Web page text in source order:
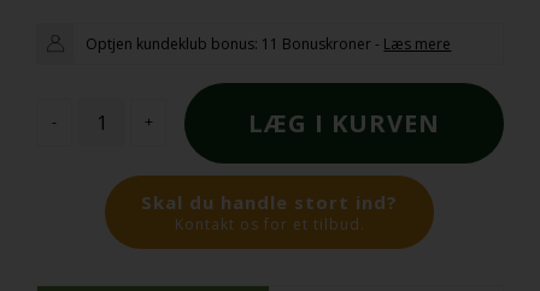
Optjen kundeklub bonus: 11 Bonuskroner - Læs mere
- +
Skal du handle stort ind?
Kontakt os for et tilbud.